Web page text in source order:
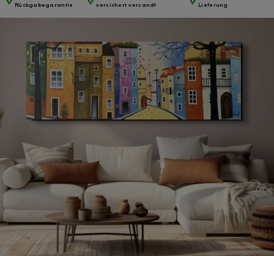
Es befinden sich keine Produkte im Warenkorb.
Rückgabegarantie
versichert versandt
Lieferung